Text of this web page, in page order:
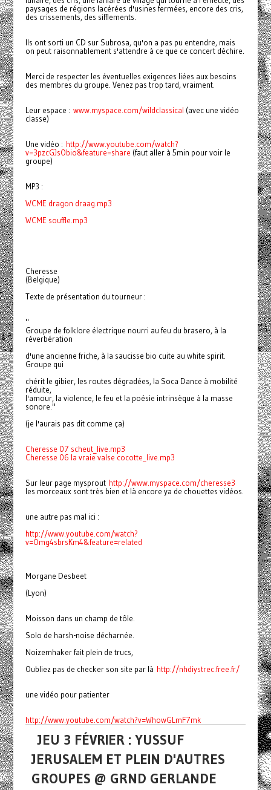
paysages de régions lacérées d'usines fermées, encore des cris,
des crissements, des sifflements.
Ils ont sorti un CD sur Subrosa, qu'on a pas pu entendre, mais
on peut raisonnablement s'attendre à ce que ce concert déchire.
Merci de respecter les éventuelles exigences liées aux besoins
des membres du groupe. Venez pas trop tard, vraiment.
Leur espace : www.myspace.com/wildclassical (avec une vidéo
classe)
Une vidéo : http://www.youtube.com/watch?
v=3pzcGJsObio&feature=share (faut aller à 5min pour voir le
groupe)
MP3 :
WCME dragon draag.mp3
WCME souffle.mp3
Cheresse
(Belgique)
Texte de présentation du tourneur :
"
Groupe de folklore électrique nourri au feu du brasero, à la
réverbération
d'une ancienne friche, à la saucisse bio cuite au white spirit.
Groupe qui
chérit le gibier, les routes dégradées, la Soca Dance à mobilité
réduite,
l'amour, la violence, le feu et la poésie intrinsèque à la masse
sonore."
(je l'aurais pas dit comme ça)
Cheresse 07 scheut_live.mp3
Cheresse 06 la vraie valse cocotte_live.mp3
Sur leur page mysprout http://www.myspace.com/cheresse3
les morceaux sont très bien et là encore ya de chouettes vidéos.
une autre pas mal ici :
http://www.youtube.com/watch?
v=Omg4sbrsKm4&feature=related
Morgane Desbeet
(Lyon)
Moisson dans un champ de tôle.
Solo de harsh-noise décharnée.
Noizemhaker fait plein de trucs,
Oubliez pas de checker son site par là http://nhdiystrec.free.fr/
une vidéo pour patienter
http://www.youtube.com/watch?v=WhowGLmF7mk
JEU 3 FÉVRIER : YUSSUF
JERUSALEM ET PLEIN D'AUTRES
GROUPES @ GRND GERLANDE